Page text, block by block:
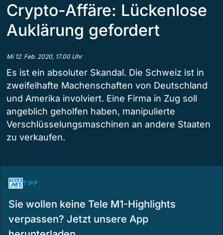
Crypto-Affäre: Lückenlose
Auklärung gefordert
Mi 12. Feb. 2020, 17.00 Uhr
Es ist ein absoluter Skandal. Die Schweiz ist in
zweifelhafte Machenschaften von Deutschland
und Amerika involviert. Eine Firma in Zug soll
angeblich geholfen haben, manipulierte
Verschlüsselungsmaschinen an andere Staaten
zu verkaufen.
TIPP
Sie wollen keine Tele M1-Highlights
verpassen? Jetzt unsere App